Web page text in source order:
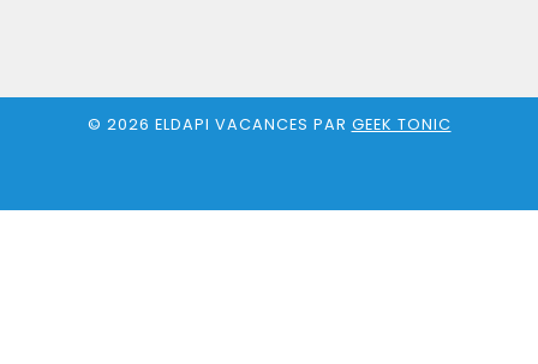
© 2026 ELDAPI VACANCES PAR GEEK TONIC